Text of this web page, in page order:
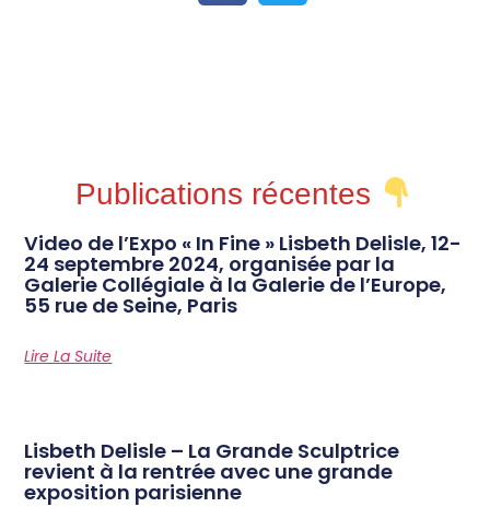
Publications récentes
Video de l’Expo « In Fine » Lisbeth Delisle, 12-
24 septembre 2024, organisée par la
Galerie Collégiale à la Galerie de l’Europe,
55 rue de Seine, Paris
Lire La Suite
Lisbeth Delisle – La Grande Sculptrice
revient à la rentrée avec une grande
exposition parisienne